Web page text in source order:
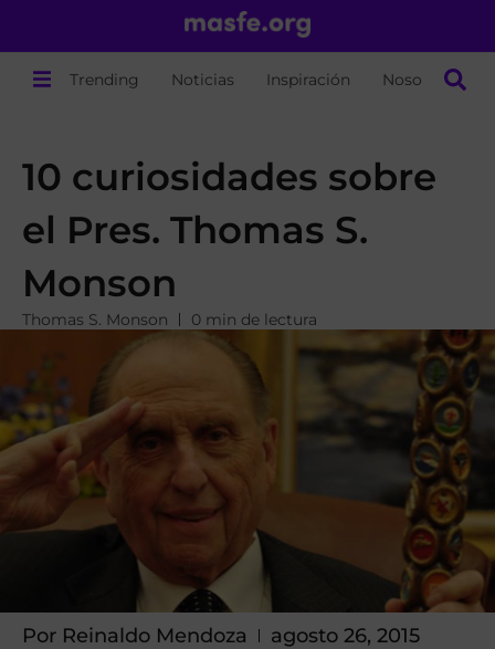
Trending Noticias Inspiración Nosotros
10 curiosidades sobre
el Pres. Thomas S.
Monson
Thomas S. Monson 0 min de lectura
Por Reinaldo Mendoza
agosto 26, 2015